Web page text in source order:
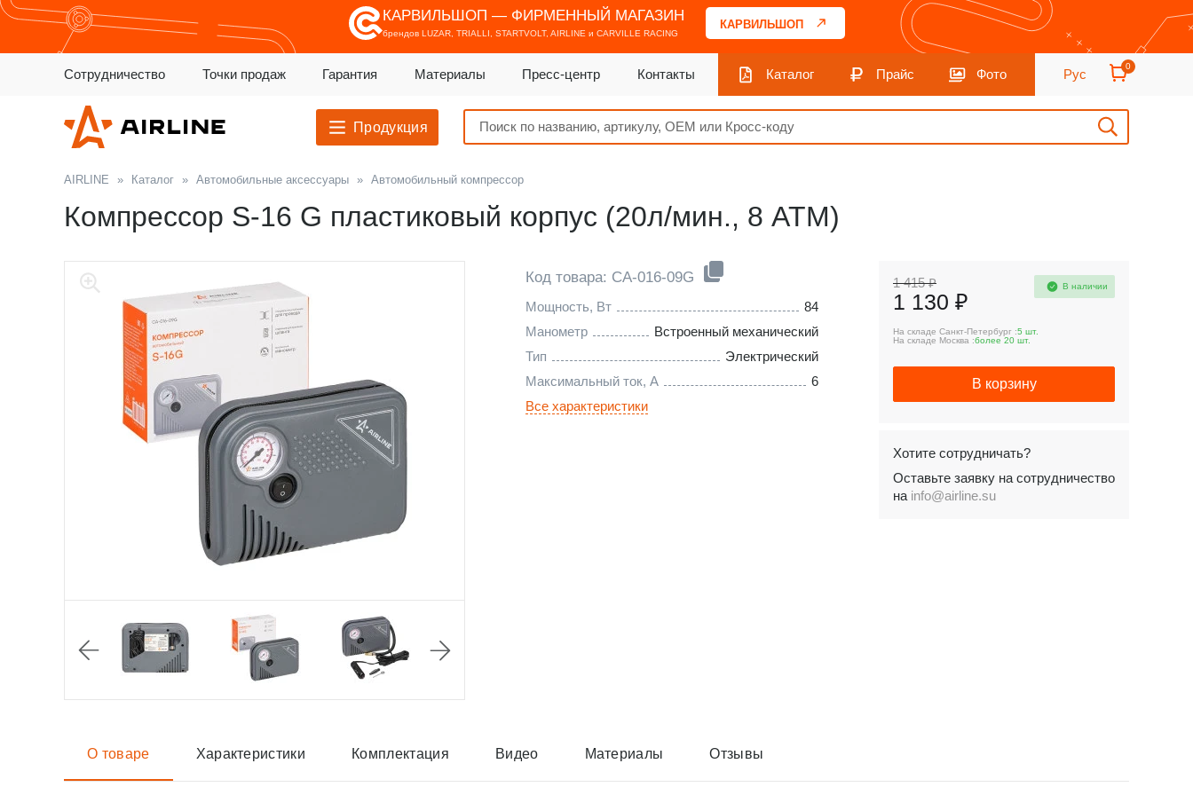
КАРВИЛЬШОП — ФИРМЕННЫЙ МАГАЗИН
брендов LUZAR, TRIALLI, STARTVOLT, AIRLINE и CARVILLE RACING
КАРВИЛЬШОП
Сотрудничество Точки продаж Гарантия Материалы Пресс-центр Контакты Каталог Прайс Фото Рус
0
Продукция
AIRLINE » Каталог » Автомобильные аксессуары » Автомобильный компрессор
Компрессор S-16 G пластиковый корпус (20л/мин., 8 АТМ)
Код товара: CA-016-09G
Мощность, Вт
84
Манометр
Встроенный механический
Тип
Электрический
Максимальный ток, А
6
Все характеристики
1 415 ₽
1 130 ₽
В наличии
На складе Санкт-Петербург :5 шт.
На складе Москва :более 20 шт.
В корзину
Хотите сотрудничать?
Оставьте заявку на сотрудничество
на info@airline.su
О товаре Характеристики Комплектация Видео Материалы Отзывы